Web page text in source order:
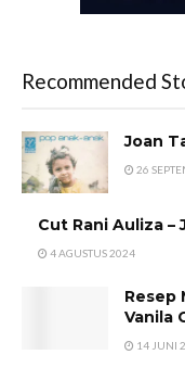
Recommended
Joan
26
Cut Rani Auliza –
4 AGUSTUS 2024
Resep
Vanila
14 JUNI